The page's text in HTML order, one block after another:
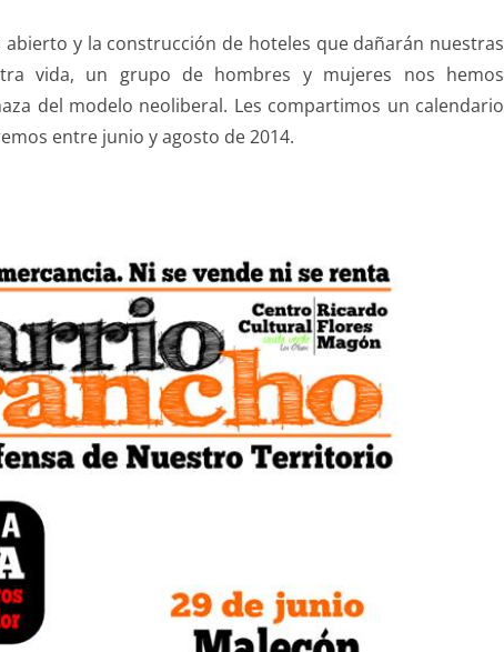
y la construcción de hoteles que dañarán nuestras
vida, un grupo de hombres y mujeres nos hemos
del modelo neoliberal. Les compartimos un calendario
entre junio y agosto de 2014.